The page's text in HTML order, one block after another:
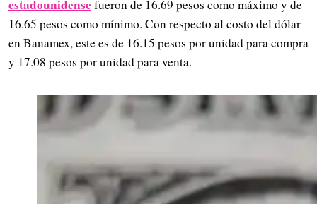
estadounidensefueron de 16.69 pesos como máximo y de
16.65 pesos como mínimo. Con respecto al costo del dólar
en Banamex, este es de 16.15 pesos por unidad para compra
y 17.08 pesos por unidad para venta.